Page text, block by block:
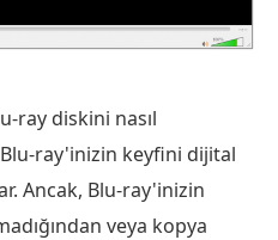
ray diskini nasıl
Blu-ray'inizin keyfini dijital
Ancak, Blu-ray'inizin
veya kopya